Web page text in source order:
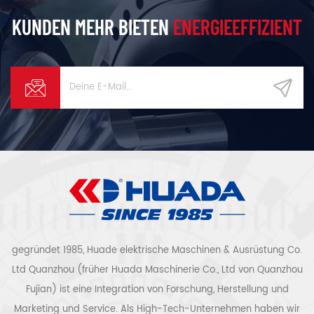
KUNDEN MEHR BIETENENERGIEEFFIZIENT
gegründet 1985, Huade elektrische Maschinen & Ausrüstung Co.
Ltd Quanzhou (früher Huada Maschinerie Co., Ltd von Quanzhou
Fujian) ist eine Integration von Forschung, Herstellung und
Marketing und Service. Als High-Tech-Unternehmen haben wir